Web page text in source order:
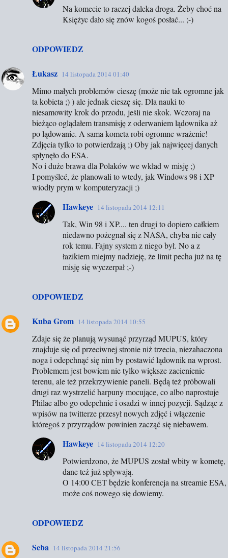
e
ODPOWIEDZ
Na komecie to raczej daleka droga. Żeby choć na
Księżyc dało się znów kogoś posłać... ;-)
Łukasz 14 listopada 2014 01:40
Mimo małych problemów cieszę (może nie tak ogromne jak
ta kobieta ;) ) ale jednak cieszę się. Dla nauki to
niesamowity krok do przodu, jeśli nie skok. Wczoraj na
bieżąco oglądałem transmisję z oderwaniem lądownika aż
po lądowanie. A sama kometa robi ogromne wrażenie!
Zdjęcia tylko to potwierdzają ;) Oby jak najwięcej danych
spłynęło do ESA.
No i duże brawa dla Polaków we wkład w misję ;)
I pomyśleć, że planowali to wtedy, jak Windows 98 i XP
wiodły prym w komputeryzacji ;)
ODPOWIEDZ
Hawkeye 14 listopada 2014 12:11
Tak, Win 98 i XP.... ten drugi to dopiero całkiem
niedawno pożegnał się z NASA, chyba nie cały
rok temu. Fajny system z niego był. No a z
łazikiem miejmy nadzieję, że limit pecha już na tę
misję się wyczerpał ;-)
Kuba Grom 14 listopada 2014 10:55
Zdaje się że planują wysunąć przyrząd MUPUS, który
znajduje się od przeciwnej stronie niż trzecia, niezahaczona
noga i odepchnąć się nim by postawić lądownik na wprost.
Problemem jest bowiem nie tylko większe zacienienie
terenu, ale też przekrzywienie paneli. Będą też próbowali
drugi raz wystrzelić harpuny mocujące, co albo naprostuje
Philae albo go odepchnie i osadzi w innej pozycji. Sądząc z
wpisów na twitterze przesył nowych zdjęć i włączenie
któregoś z przyrządów powinien zacząć się niebawem.
ODPOWIEDZ
Hawkeye 14 listopada 2014 12:20
Potwierdzono, że MUPUS został wbity w kometę,
dane też już spływają.
O 14:00 CET będzie konferencja na streamie ESA,
może coś nowego się dowiemy.
Seba 14 listopada 2014 21:56